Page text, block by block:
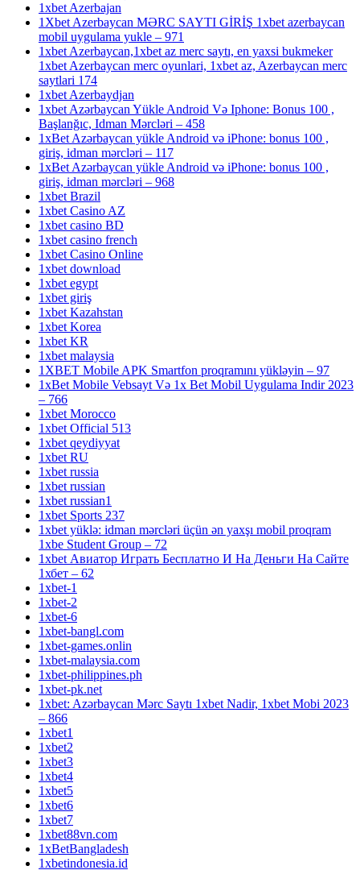
1xbet Azerbajan
1Xbet Azerbaycan MƏRC SAYTI GİRİŞ 1xbet azerbaycan
mobil uygulama yukle – 971
1xbet Azerbaycan,1xbet az merc saytı, en yaxsi bukmeker
1xbet Azerbaycan merc oyunlari, 1xbet az, Azerbaycan merc
saytlari 174
1xbet Azerbaydjan
1xbet Azərbaycan Yükle Android Və Iphone: Bonus 100 ,
Başlanğıc, Idman Mərcləri – 458
1xBet Azərbaycan yükle Android və iPhone: bonus 100 ,
giriş, idman mərcləri – 117
1xBet Azərbaycan yükle Android və iPhone: bonus 100 ,
giriş, idman mərcləri – 968
1xbet Brazil
1xbet Casino AZ
1xbet casino BD
1xbet casino french
1xbet Casino Online
1xbet download
1xbet egypt
1xbet giriş
1xbet Kazahstan
1xbet Korea
1xbet KR
1xbet malaysia
1XBET Mobile APK Smartfon proqramını yükləyin – 97
1xBet Mobile Vebsayt Və 1x Bet Mobil Uygulama Indir 2023
– 766
1xbet Morocco
1xbet Official 513
1xbet qeydiyyat
1xbet RU
1xbet russia
1xbet russian
1xbet russian1
1xbet Sports 237
1xbet yüklə: idman mərcləri üçün ən yaxşı mobil proqram
1xbe Student Group – 72
1xbet Авиатор Играть Бесплатно И На Деньги На Сайте
1хбет – 62
1xbet-1
1xbet-2
1xbet-6
1xbet-bangl.com
1xbet-games.onlin
1xbet-malaysia.com
1xbet-philippines.ph
1xbet-pk.net
1xbet: Azərbaycan Mərc Saytı 1xbet Nadir, 1xbet Mobi 2023
– 866
1xbet1
1xbet2
1xbet3
1xbet4
1xbet5
1xbet6
1xbet7
1xbet88vn.com
1xBetBangladesh
1xbetindonesia.id